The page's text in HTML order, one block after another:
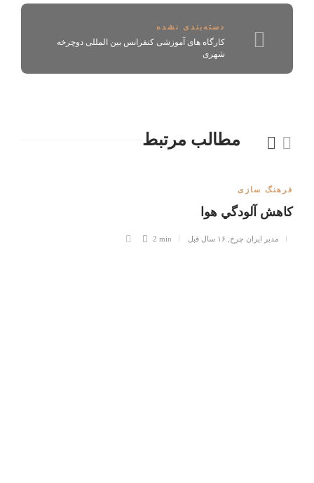
دسته‌بندی نشده
کارگاه های آموزشی کنفرانس بین المللی دوچرخه
شهری
مطالب مرتبط
فرهنگ سازی
كاهش آلودگي هوا
مدیر ایران چرخ ۱۶ سال قبل 2 min